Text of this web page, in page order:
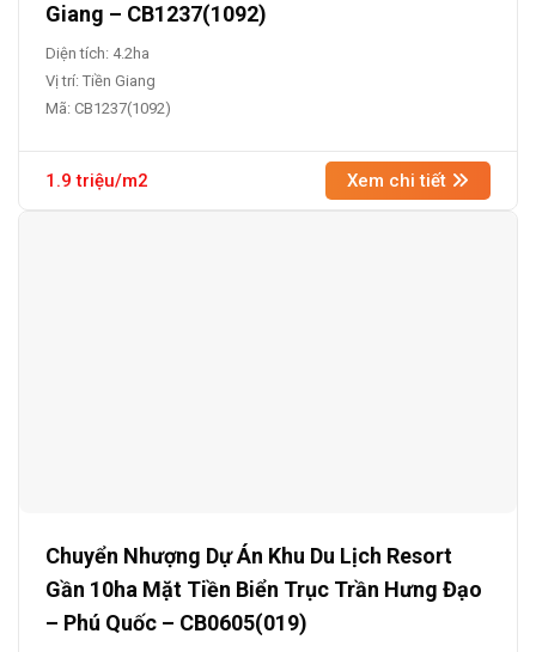
Giang – CB1237(1092)
Diện tích: 4.2ha
Vị trí: Tiền Giang
Mã: CB1237(1092)
1.9 triệu/m2 Xem chi tiết
Chuyển Nhượng Dự Án Khu Du Lịch Resort
Gần 10ha Mặt Tiền Biển Trục Trần Hưng Đạo
– Phú Quốc – CB0605(019)